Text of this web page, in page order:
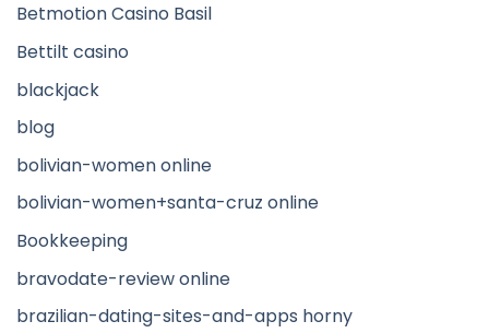
Betmotion Casino Basil
Bettilt casino
blackjack
blog
bolivian-women online
bolivian-women+santa-cruz online
Bookkeeping
bravodate-review online
brazilian-dating-sites-and-apps horny